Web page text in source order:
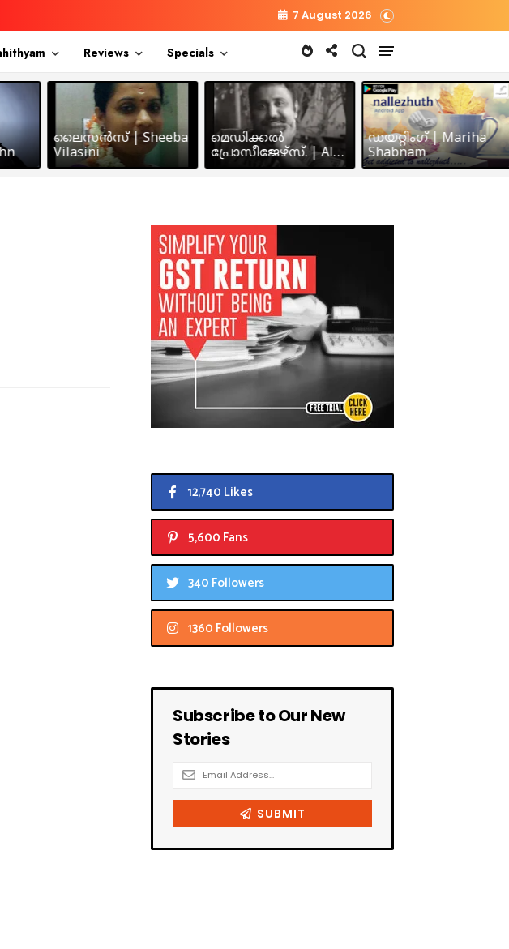
7 August 2026
Reviews Specials
ലൈസൻസ് | Sheeba
Vilasini
മെഡിക്കൽ
പ്രോസീജേഴ്സ്‌. | Alex
John
ഡയറ്റിംഗ് | Mariha
Shabnam
12,740 Likes
5,600 Fans
340 Followers
1360 Followers